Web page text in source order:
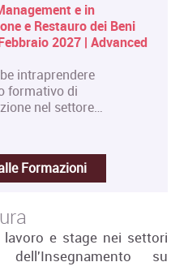
e in
e Restauro dei Beni
2027 | Advanced
intraprendere
formativo di
nel settore…
Formazioni
e stage nei settori
su